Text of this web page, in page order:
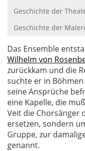
Geschichte der
Geschichte der
Das Ensemble
Wilhelm von
zurückkam und die
suchte er in
seine Ansprüche
eine Kapelle, die
Veit die Chorsänger
ersetzen, sondern
Gruppe, zur
genannt.